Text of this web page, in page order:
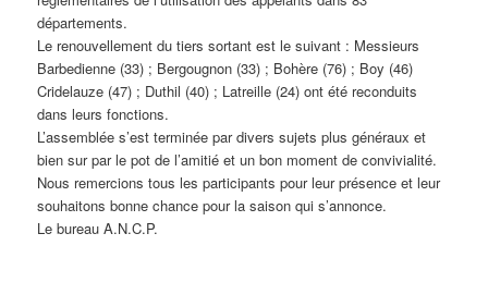
départements.
Le renouvellement du tiers sortant est le suivant : Messieurs
Barbedienne (33) ; Bergougnon (33) ; Bohère (76) ; Boy (46)
Cridelauze (47) ; Duthil (40) ; Latreille (24) ont été reconduits
dans leurs fonctions.
L’assemblée s’est terminée par divers sujets plus généraux et
bien sur par le pot de l’amitié et un bon moment de convivialité.
Nous remercions tous les participants pour leur présence et leur
souhaitons bonne chance pour la saison qui s’annonce.
Le bureau A.N.C.P.